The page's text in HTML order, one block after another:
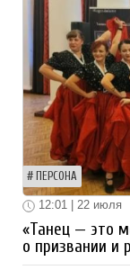
ПЕРСОНА
12:01 | 22 июля
«Танец — это
о призвании и